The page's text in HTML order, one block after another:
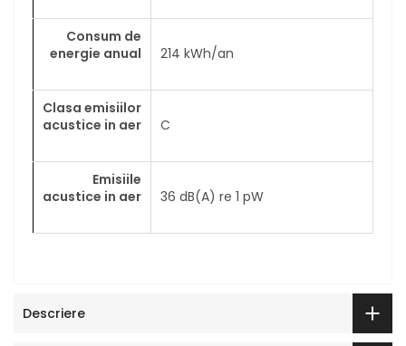
Consum de
energie anual
214 kWh/an
Clasa emisiilor
acustice in aer
C
Emisiile
acustice in aer
36 dB(A) re 1 pW
Descriere